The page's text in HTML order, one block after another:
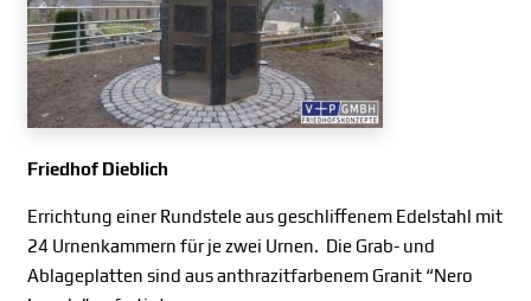
Friedhof Dieblich
Errichtung einer Rundstele aus geschliffenem Edelstahl mit
24 Urnenkammern für je zwei Urnen. Die Grab- und
Ablageplatten sind aus anthrazitfarbenem Granit “Nero